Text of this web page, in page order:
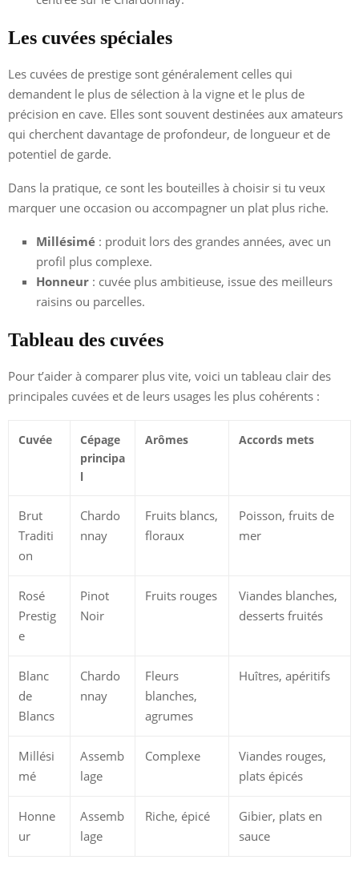
Les cuvées spéciales
Les cuvées de prestige sont généralement celles qui
demandent le plus de sélection à la vigne et le plus de
précision en cave. Elles sont souvent destinées aux amateurs
qui cherchent davantage de profondeur, de longueur et de
potentiel de garde.
Dans la pratique, ce sont les bouteilles à choisir si tu veux
marquer une occasion ou accompagner un plat plus riche.
Millésimé : produit lors des grandes années, avec un
profil plus complexe.
Honneur : cuvée plus ambitieuse, issue des meilleurs
raisins ou parcelles.
Tableau des cuvées
Pour t’aider à comparer plus vite, voici un tableau clair des
principales cuvées et de leurs usages les plus cohérents :
Cuvée
Cépage
principa
l
Arômes Accords mets
Brut
Traditi
on
Chardo
nnay
Fruits blancs,
floraux
Poisson, fruits de
mer
Rosé
Prestig
e
Pinot
Noir
Fruits rouges
Viandes blanches,
desserts fruités
Blanc
de
Blancs
Chardo
nnay
Fleurs
blanches,
agrumes
Huîtres, apéritifs
Millési
mé
Assemb
lage
Complexe
Viandes rouges,
plats épicés
Honne
ur
Assemb
lage
Riche, épicé
Gibier, plats en
sauce